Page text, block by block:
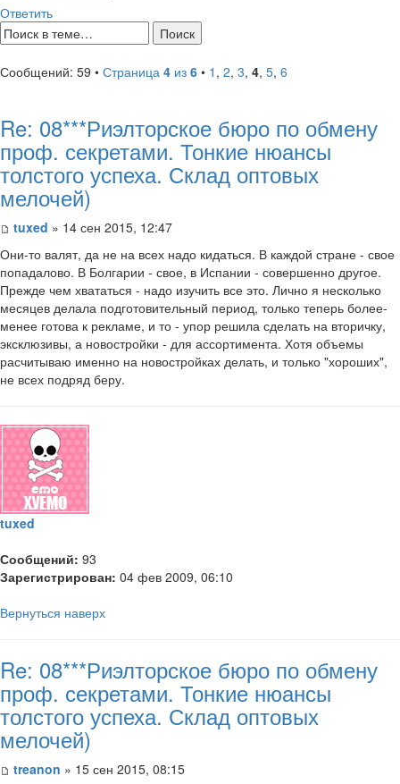
Ответить
Сообщений: 59 • Страница 4 из 6 • 1 , 2, 3, 4, 5, 6
Re: 08***Риэлторское бюро по обмену
проф. секретами. Тонкие нюансы
толстого успеха. Склад оптовых
мелочей)
tuxed » 14 сен 2015, 12:47
Они-то валят, да не на всех надо кидаться. В каждой стране - свое
попадалово. В Болгарии - свое, в Испании - совершенно другое.
Прежде чем хвататься - надо изучить все это. Лично я несколько
месяцев делала подготовительный период, только теперь более-
менее готова к рекламе, и то - упор решила сделать на вторичку,
эксклюзивы, а новостройки - для ассортимента. Хотя объемы
расчитываю именно на новостройках делать, и только "хороших",
не всех подряд беру.
tuxed
Сообщений: 93
Зарегистрирован: 04 фев 2009, 06:10
Вернуться наверх
Re: 08***Риэлторское бюро по обмену
проф. секретами. Тонкие нюансы
толстого успеха. Склад оптовых
мелочей)
treanon » 15 сен 2015, 08:15